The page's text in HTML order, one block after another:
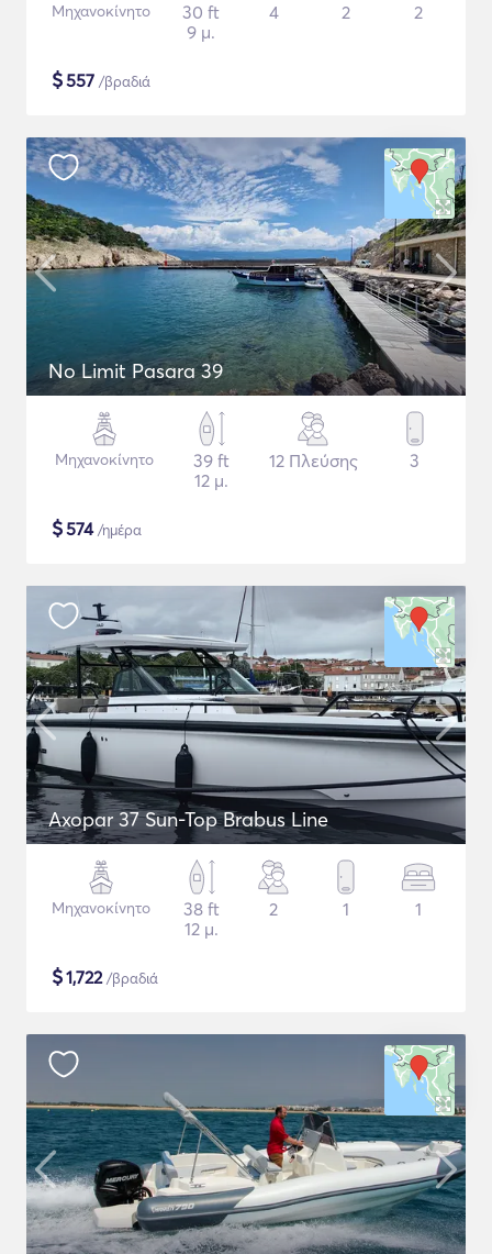
Μηχανοκίνητο
30 ft
9 μ.
4 2 2
$557 /βραδιά
No Limit Pasara 39
Μηχανοκίνητο
39 ft
12 μ.
12 Πλεύσης 3
$574/ημέρα
Axopar 37 Sun-Top Brabus Line
Μηχανοκίνητο
38 ft
12 μ.
2 1 1
$1,722/βραδιά